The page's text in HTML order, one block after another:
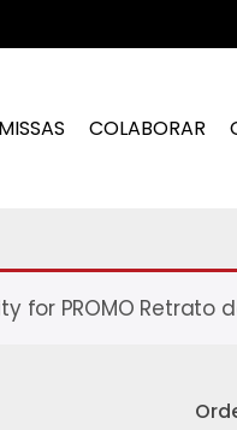
COLABORAR
PROMO Retrato